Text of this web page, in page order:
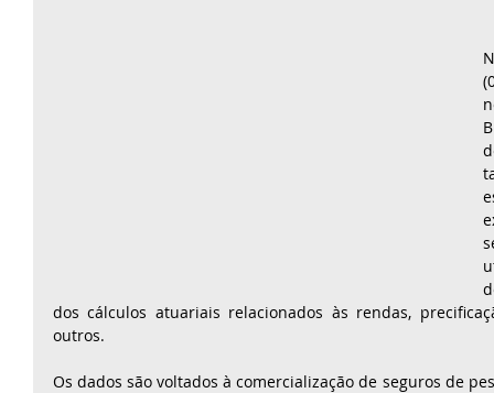
dos cálculos atuariais relacionados às rendas,
outros.
Os dados são voltados à comercialização de seguros de